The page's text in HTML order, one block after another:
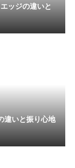
ッジの違いと
違いと振り心地